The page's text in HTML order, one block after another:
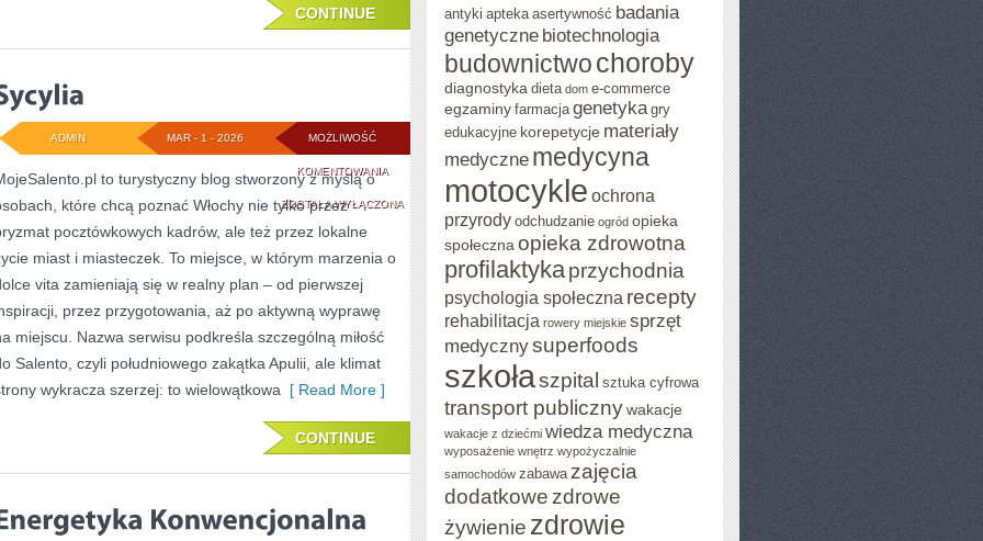
CONTINUE
MOŻLIWOŚĆ
KOMENTOWANIASYCYLIA
ZOSTAŁA WYŁĄCZONA
MAR - 1 - 2026
ADMIN
to turystyczny blog stworzony z myślą o
które chcą poznać Włochy nie tylko przez
pocztówkowych kadrów, ale też przez lokalne
miast i miasteczek. To miejsce, w którym marzenia o
vita zamieniają się w realny plan – od pierwszej
przez przygotowania, aż po aktywną wyprawę
miejscu. Nazwa serwisu podkreśla szczególną miłość
Salento, czyli południowego zakątka Apulii, ale klimat
wykracza szerzej: to wielowątkowa [ Read More ]
CONTINUE
antyki apteka asertywność badania
genetyczne biotechnologia
budownictwochoroby
diagnostyka dieta dom e-commerce
egzaminy farmacja genetyka gry
edukacyjne korepetycje materiały
medyczne medycyna
motocykle ochrona
przyrody odchudzanie ogród opieka
społeczna opieka zdrowotna
profilaktykaprzychodnia
psychologia społeczna recepty
rehabilitacja rowery miejskie sprzęt
medycznysuperfoods
szkołaszpital sztuka cyfrowa
transport publicznywakacje
wakacje z dziećmi wiedza medyczna
wyposażenie wnętrz wypożyczalnie
samochodów zabawa zajęcia
dodatkowe zdrowe
żywienie zdrowie